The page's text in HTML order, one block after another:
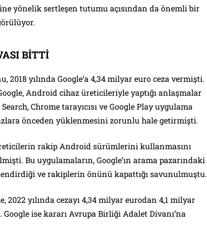
yönelik sertleşen tutumu açısından da önemli bir
BİTTİ
2018 yılında Google’a 4,34 milyar euro ceza vermişti.
Android cihaz üreticileriyle yaptığı anlaşmalar
Chrome tarayıcısı ve Google Play uygulama
önceden yüklenmesini zorunlu hale getirmişti.
rakip Android sürümlerini kullanmasını
Bu uygulamaların, Google’ın arama pazarındaki
ve rakiplerin önünü kapattığı savunulmuştu.
2022 yılında cezayı 4,34 milyar eurodan 4,1 milyar
ise kararı Avrupa Birliği Adalet Divanı’na